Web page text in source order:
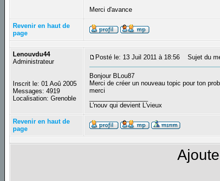
Merci d'avance
Revenir en haut de
page
Lenouvdu44
Administrateur
Inscrit le: 01 Aoû 2005
Messages: 4919
Localisation: Grenoble
Posté le: 13 Juil 2011 à 18:56 Sujet du
Bonjour BLou87
Merci de créer un nouveau topic pour ton
merci
L'nouv qui devient L'vieux
Revenir en haut de
page